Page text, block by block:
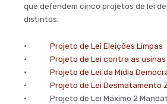
que defendem cinco projetos de lei
distintos:
• Projeto de Lei Eleições Limpas
• Projeto de Lei contra as
• Projeto de Lei da Mídia
• Projeto de Lei Desmatamento
• Projeto de Lei Máximo 2